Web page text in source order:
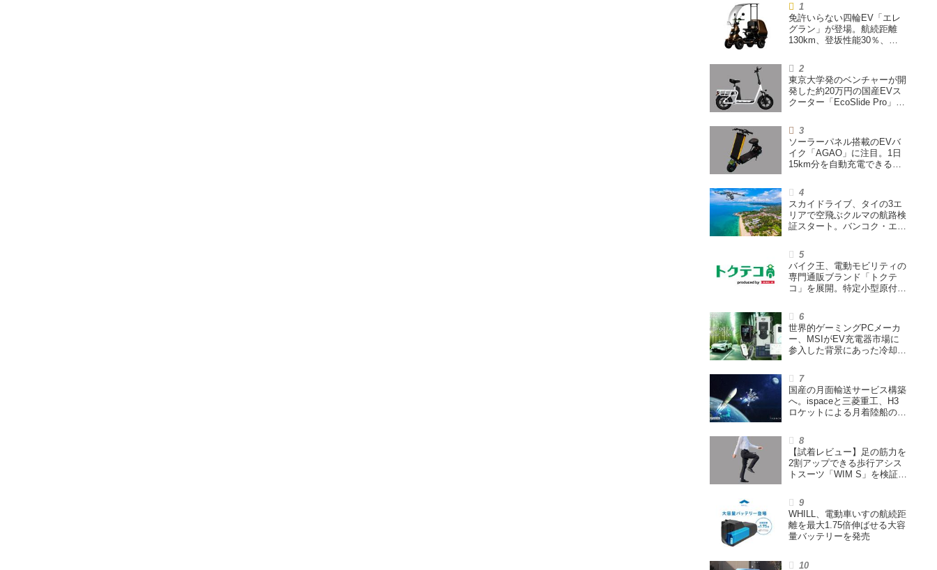
免許いらない四輪EV「エレ
グラン」が登場。航続距離
130km、登坂性能30％、
東京大学発のベンチャーが開
発した約20万円の国産EVス
クーター「EcoSlide Pro」が
ハイパワー特定小型原付
ソーラーパネル搭載のEVバ
イク「AGAO」に注目。1日
15km分を自動充電できる
スカイドライブ、タイの3エ
リアで空飛ぶクルマの航路検
証スタート。バンコク・エア
指す
バイク王、電動モビリティの
専門通販ブランド「トクテ
コ」を展開。特定小型原付や
世界的ゲーミングPCメーカ
ー、MSIがEV充電器市場に
参入した背景にあった冷却技
回】
国産の月面輸送サービス構築
へ。ispaceと三菱重工、H3
ロケットによる月着陸船の打
結
【試着レビュー】足の筋力を
2割アップできる歩行アシス
トスーツ「WIM S」を検証。
も言われる理由を探る
WHILL、電動車いすの航続距
離を最大1.75倍伸ばせる大容
量バッテリーを発売